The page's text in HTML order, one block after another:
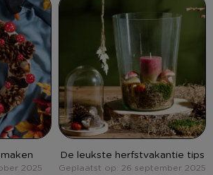
2025
De leukste herfstvakantie tips
Geplaatst op: 26 september 2025